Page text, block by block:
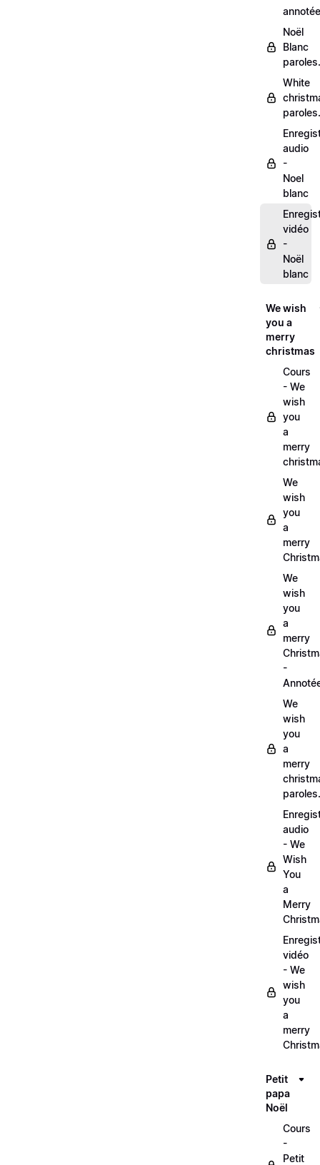
Noël
Blanc
White
audio
-
Noel
blanc
vidéo
-
Noël
blanc
We wish
you a
merry
christmas
Cours
- We
wish
you
a
merry
We
wish
you
a
merry
We
wish
you
a
merry
-
We
wish
you
a
merry
audio
- We
Wish
You
a
Merry
vidéo
- We
wish
you
a
merry
Petit
papa
Noël
Cours
-
Petit